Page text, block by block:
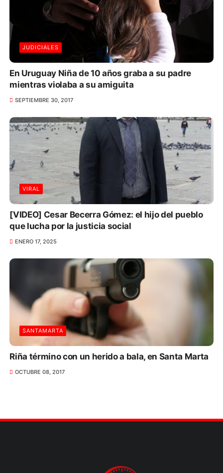
JUDICIALES
En Uruguay Niña de 10 años graba a su padre
mientras violaba a su amiguita
SEPTIEMBRE 30, 2017
VIRAL
[VIDEO] Cesar Becerra Gómez: el hijo del pueblo
que lucha por la justicia social
ENERO 17, 2025
SANTAMARTA
Riña término con un herido a bala, en Santa Marta
OCTUBRE 08, 2017